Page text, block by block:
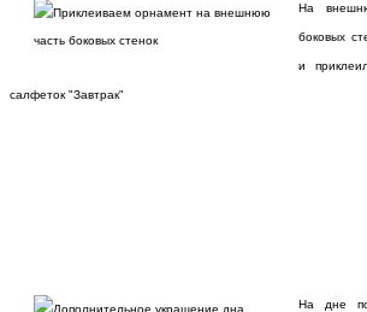
На
боковых
и
салфеток "Завтрак"
На дне